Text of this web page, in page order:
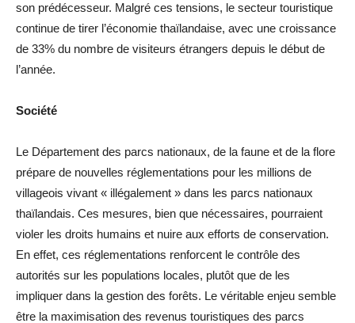
son prédécesseur. Malgré ces tensions, le secteur touristique
continue de tirer l’économie thaïlandaise, avec une croissance
de 33% du nombre de visiteurs étrangers depuis le début de
l’année.
Société
Le Département des parcs nationaux, de la faune et de la flore
prépare de nouvelles réglementations pour les millions de
villageois vivant « illégalement » dans les parcs nationaux
thaïlandais. Ces mesures, bien que nécessaires, pourraient
violer les droits humains et nuire aux efforts de conservation.
En effet, ces réglementations renforcent le contrôle des
autorités sur les populations locales, plutôt que de les
impliquer dans la gestion des forêts. Le véritable enjeu semble
être la maximisation des revenus touristiques des parcs